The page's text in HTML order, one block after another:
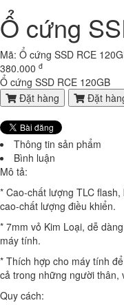
Laptop HP Probook 640
14
8.500.000 đ 7,500,000 đ
Laptop HP Elitebook 820
7.600.000 đ5,900,000 đ
Laptop HP Probook 640
14
7.000.000 đ6,300,000 đ
Laptop HP Elitebook 820
SSD128G - 12.5'
8.100.000 đ 7,600,000 đ
Laptop Dell Latitude E7480
14'
9.700.000 đ
Laptop Dell Latitude
SSD120g-14'
9.150.000 đ
Ổ cứng
Mã: Ổ cứng SSD RCE
380.000 đ
Ổ cứng SSD RCE 120GB
Đặt hàng
Đặt
Thông tin sản phẩm
Bình luận
Mô tả:
* Cao-chất lượng TLC
cao-chất lượng điều khiển.
* 7mm vỏ Kim Loại, dễ
máy tính.
* Thích hợp cho máy tính
cả trong những người thân,
Quy cách: